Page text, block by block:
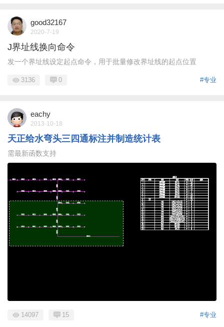
good32167
2020-7-19
J界址线换向命令
发一个界址线设定起点命令，用于批量修改界址线的起点位置
#专业
3136 0
eachy
2013-10-18
天正给水弯头三四通标注并制造统计表
需最新函数支持
#专业
14097 15